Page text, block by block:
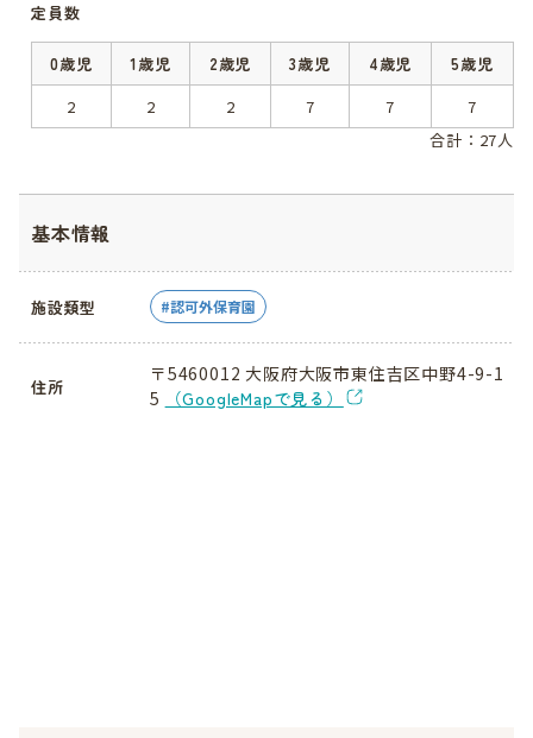
定員数
0歳児 1歳児 2歳児 3歳児 4歳児
5歳児
2
2 2 7 7
7
合計：27人
基本情報
施設類型 認可外保育園
住所
〒5460012 大阪府大阪市東住吉区中野4-9-1
5
（GoogleMapで見る）